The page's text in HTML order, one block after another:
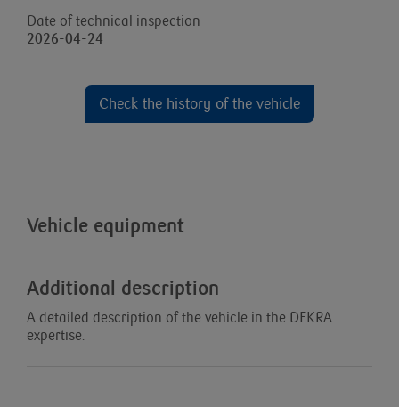
Date of technical inspection
2026-04-24
Check the history of the vehicle
Vehicle equipment
Additional description
A detailed description of the vehicle in the DEKRA
expertise.